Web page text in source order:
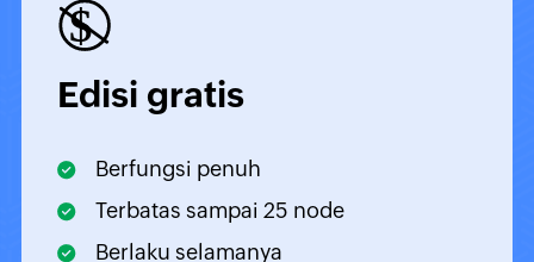
Edisi gratis
Berfungsi penuh
Terbatas sampai 25 node
Berlaku selamanya